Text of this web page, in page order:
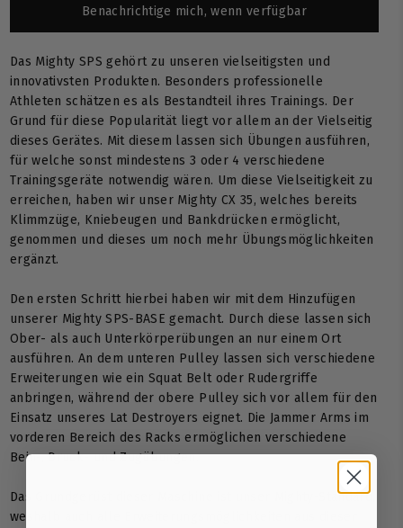
Benachrichtige mich, wenn verfügbar
Das Mighty SPS gehört zu unseren vielseitigsten und
innovativsten Produkten. Besonders professionelle
Athleten schätzen es als Bestandteil ihres Trainings. Der
Grund für diese Popularität liegt vor allem an der Vielseitig
dieses Gerätes. Mit diesem lassen sich Übungen ausführen,
für welche sonst mindestens 3 oder 4 verschiedene
Trainingsgeräte notwendig wären. Um diese Vielseitigkeit zu
erreichen, haben wir unser Mighty CX 35, welches bereits
Klimmzüge, Kniebeugen und Bankdrücken ermöglicht,
genommen und dieses um noch mehr Übungsmöglichkeiten
ergänzt.
Den ersten Schritt hierbei haben wir mit dem Hinzufügen
unserer Mighty SPS-BASE gemacht. Durch diese lassen sich
Ober- als auch Unterkörperübungen an nur einem Ort
ausführen. An dem unteren Pulley lassen sich verschiedene
Erweiterungen wie ein Squat Belt oder Rudergriffe
anbringen, während der obere Pulley sich vor allem für den
Einsatz unseres Lat Destroyers eignet. Die Jammer Arms im
vorderen Bereich des Racks ermöglichen verschiedene
Bein-, Druck- und Zugübungen.
Das Grundgerüst dieser Maschine ist unser Mighty-Standard,
weshalb auch alle Erweiterungsmöglichkeiten aus dieser